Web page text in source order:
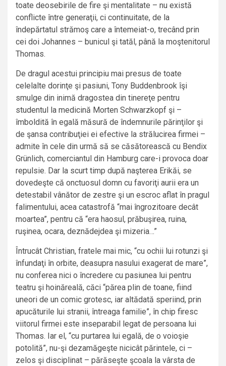
toate deosebirile de fire şi mentalitate – nu există
conflicte între generaţii, ci continuitate, de la
îndepărtatul strămoş care a întemeiat-o, trecând prin
cei doi Johannes – bunicul şi tatăl, până la moştenitorul
Thomas.
De dragul acestui principiu mai presus de toate
celelalte dorinţe şi pasiuni, Tony Buddenbrook îşi
smulge din inimă dragostea din tinereţe pentru
studentul la medicină Morten Schwarzkopf şi –
îmboldită în egală măsură de îndemnurile părinţilor şi
de şansa contribuţiei ei efective la strălucirea firmei –
admite în cele din urmă să se căsătorească cu Bendix
Grünlich, comerciantul din Hamburg care-i provoca doar
repulsie. Dar la scurt timp după naşterea Erikăi, se
dovedeşte că onctuosul domn cu favoriţi aurii era un
detestabil vânător de zestre şi un escroc aflat în pragul
falimentului, acea catastrofă “mai îngrozitoare decât
moartea”, pentru că “era haosul, prăbuşirea, ruina,
ruşinea, ocara, deznădejdea şi mizeria…”
Întrucât Christian, fratele mai mic, “cu ochii lui rotunzi şi
înfundaţi în orbite, deasupra nasului exagerat de mare”,
nu conferea nici o încredere cu pasiunea lui pentru
teatru şi hoinăreală, căci “părea plin de toane, fiind
uneori de un comic grotesc, iar altădată speriind, prin
apucăturile lui stranii, întreaga familie”, în chip firesc
viitorul firmei este inseparabil legat de persoana lui
Thomas. Iar el, “cu purtarea lui egală, de o voioşie
potolită”, nu-şi dezamăgeşte nicicât părintele, ci –
zelos şi disciplinat – părăseşte şcoala la vârsta de